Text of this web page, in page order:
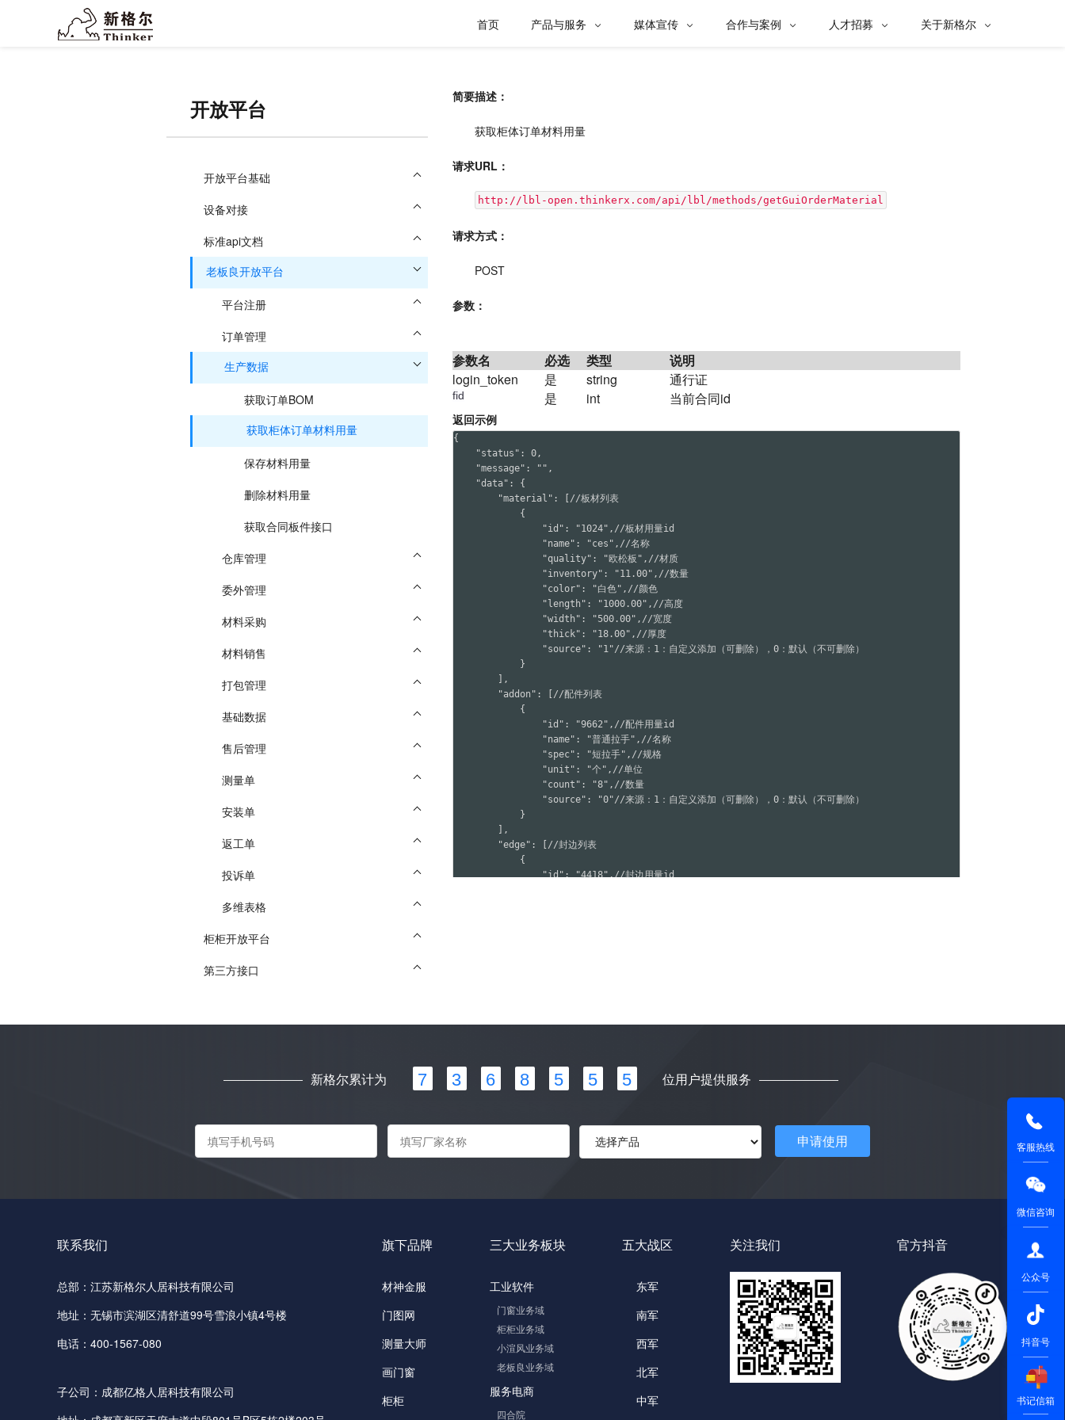
首页 产品与服务  媒体宣传  合作与案例  人才招募  关于新格尔 
开放平台
开放平台基础
设备对接
标准api文档
老板良开放平台
平台注册
订单管理
生产数据
获取订单BOM
获取柜体订单材料用量
保存材料用量
删除材料用量
获取合同板件接口
仓库管理
委外管理
材料采购
材料销售
打包管理
基础数据
售后管理
测量单
安装单
返工单
投诉单
多维表格
柜柜开放平台
第三方接口
简要描述：
获取柜体订单材料用量
请求URL：
http://lbl-open.thinkerx.com/api/lbl/methods/getGuiOrderMaterial
请求方式：
POST
参数：
参数名 必选 类型
说明
login_token
是 string 通行证
fid 是 int 当前合同id
返回示例
{
"status": 0,
"message": "",
"data": {
"material": [//板材列表
{
"id": "1024",//板材用量id
"name": "ces",//名称
"quality": "欧松板",//材质
"inventory": "11.00",//数量
"color": "白色",//颜色
"length": "1000.00",//高度
"width": "500.00",//宽度
"thick": "18.00",//厚度
"source": "1"//来源：1：自定义添加（可删除），0：默认（不可删除）
}
],
"addon": [//配件列表
{
"id": "9662",//配件用量id
"name": "普通拉手",//名称
"spec": "短拉手",//规格
"unit": "个",//单位
"count": "8",//数量
"source": "0"//来源：1：自定义添加（可删除），0：默认（不可删除）
}
],
"edge": [//封边列表
{
"id": "4418",//封边用量id
}
参数名
status
int
状态码 0成功 1失败
message
str
返回信息
新格尔累计为 7 3 6 8 5 5 5 位用户提供服务
申请使用
联系我们
总部：江苏新格尔人居科技有限公司
地址：无锡市滨湖区清舒道99号雪浪小镇4号楼
电话：400-1567-080
子公司：成都亿格人居科技有限公司
旗下品牌
材神金服
门图网
测量大师
画门窗
柜柜
三大业务板块
工业软件
门窗业务域
柜柜业务域
小渲风业务域
老板良业务域
服务电商
四合院
五大战区
东军
南军
西军
北军
中军
关注我们 官方抖音
客服热线
微信咨询
公众号
抖音号
书记信箱